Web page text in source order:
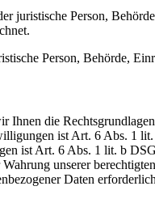
juristische Person,
Person, Behörde,
die
ist Art. 6 Abs. 1
ist Art. 6 Abs. 1 lit. b
unserer
Daten